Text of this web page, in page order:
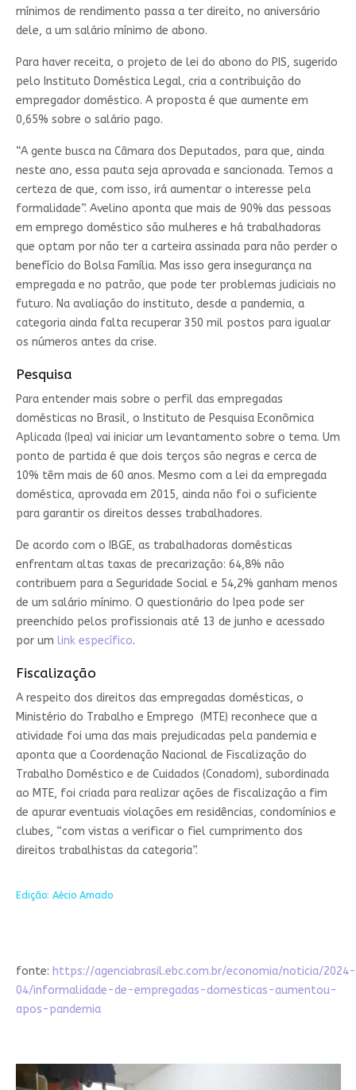
mínimos de rendimento passa a ter direito, no aniversário
dele, a um salário mínimo de abono.
Para haver receita, o projeto de lei do abono do PIS, sugerido
pelo Instituto Doméstica Legal, cria a contribuição do
empregador doméstico. A proposta é que aumente em
0,65% sobre o salário pago.
“A gente busca na Câmara dos Deputados, para que, ainda
neste ano, essa pauta seja aprovada e sancionada. Temos a
certeza de que, com isso, irá aumentar o interesse pela
formalidade”. Avelino aponta que mais de 90% das pessoas
em emprego doméstico são mulheres e há trabalhadoras
que optam por não ter a carteira assinada para não perder o
benefício do Bolsa Família. Mas isso gera insegurança na
empregada e no patrão, que pode ter problemas judiciais no
futuro. Na avaliação do instituto, desde a pandemia, a
categoria ainda falta recuperar 350 mil postos para igualar
os números antes da crise.
Pesquisa
Para entender mais sobre o perfil das empregadas
domésticas no Brasil, o Instituto de Pesquisa Econômica
Aplicada (Ipea) vai iniciar um levantamento sobre o tema. Um
ponto de partida é que dois terços são negras e cerca de
10% têm mais de 60 anos. Mesmo com a lei da empregada
doméstica, aprovada em 2015, ainda não foi o suficiente
para garantir os direitos desses trabalhadores.‌
De acordo com o IBGE, as trabalhadoras domésticas
enfrentam altas taxas de precarização: 64,8% não
contribuem para a Seguridade Social e 54,2% ganham menos
de um salário mínimo. O questionário do Ipea pode ser
preenchido pelos profissionais até 13 de junho e acessado
por um link específico.
Fiscalização
A respeito dos direitos das empregadas domésticas, o
Ministério do Trabalho e Emprego (MTE) reconhece que a
atividade foi uma das mais prejudicadas pela pandemia e
aponta que a Coordenação Nacional de Fiscalização do
Trabalho Doméstico e de Cuidados (Conadom), subordinada
ao MTE, foi criada para realizar ações de fiscalização a fim
de apurar eventuais violações em residências, condomínios e
clubes, “com vistas a verificar o fiel cumprimento dos
direitos trabalhistas da categoria”.
Edição: Aécio Amado
fonte: https://agenciabrasil.ebc.com.br/economia/noticia/2024-
04/informalidade-de-empregadas-domesticas-aumentou-
apos-pandemia